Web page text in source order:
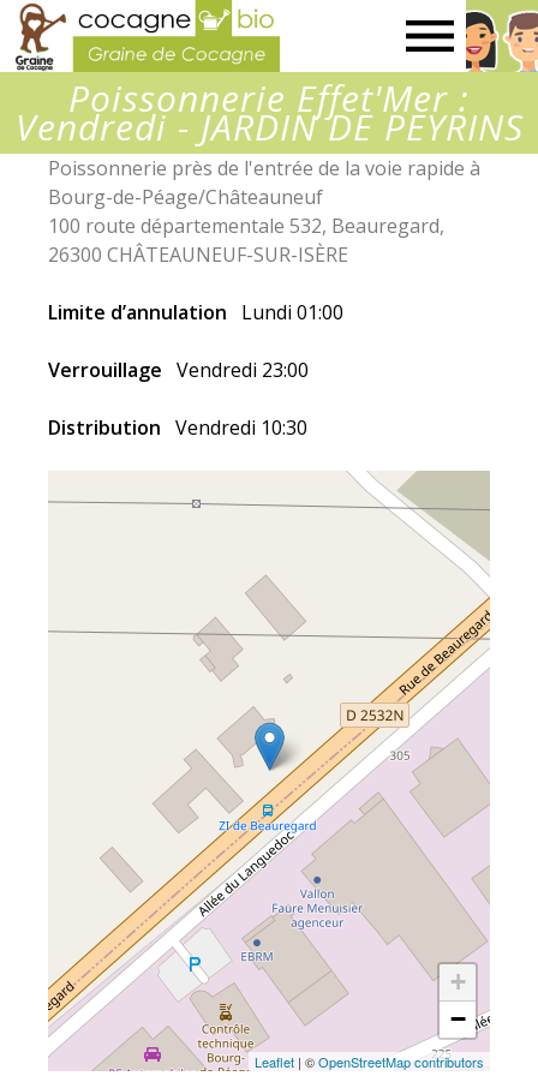
de
Cocagne
Poissonnerie Effet'Mer :
Vendredi - JARDIN DE PEYRINS
Poissonnerie près de l'entrée de la voie rapide à
Bourg-de-Péage/Châteauneuf
100 route départementale 532, Beauregard,
26300 CHÂTEAUNEUF-SUR-ISÈRE
Limite d’annulation Lundi 01:00
Verrouillage Vendredi 23:00
Distribution Vendredi 10:30
+
−
Leaflet | ©OpenStreetMap contributors